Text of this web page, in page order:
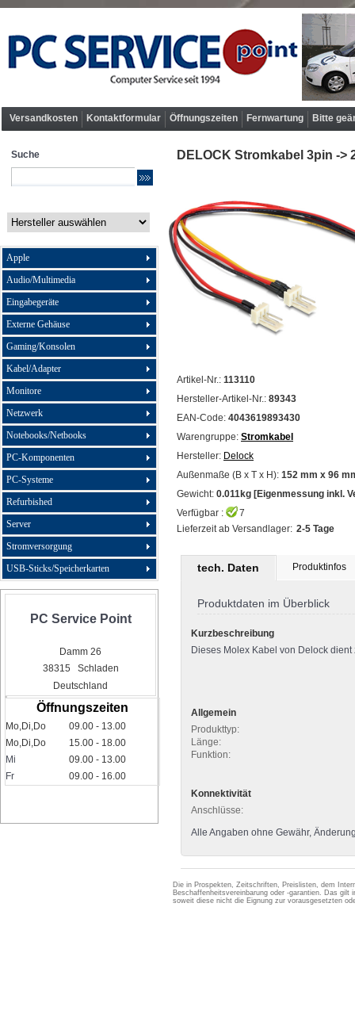
Versandkosten Kontaktformular Öffnungszeiten Fernwartung Bitte
Suche
Apple
Audio/Multimedia
Eingabegeräte
Externe Gehäuse
Gaming/Konsolen
Kabel/Adapter
Monitore
Netzwerk
Notebooks/Netbooks
PC-Komponenten
PC-Systeme
Refurbished
Server
Stromversorgung
USB-Sticks/Speicherkarten
PC Service Point
Damm 26
38315 Schladen
Deutschland
Öffnungszeiten
Mo,Di,Do
09.00 - 13.00
Mo,Di,Do
15.00 - 18.00
Mi
09.00 - 13.00
Fr
09.00 - 16.00
DELOCK Stromkabel 3pin ->
Artikel-Nr.: 113110
Hersteller-Artikel-Nr.: 89343
EAN-Code: 4043619893430
Warengruppe: Stromkabel
Hersteller: Delock
Außenmaße (B x T x H): 152 mm x 96
Gewicht: 0.011kg [Eigenmessung inkl.
Verfügbar :
7
Lieferzeit ab Versandlager: 2-5 Tage
tech. Daten Produktinfos
Produktdaten im Überblick
Kurzbeschreibung
Dieses Molex Kabel von Delock
Allgemein
Produkttyp:
Länge:
Funktion:
Konnektivität
Anschlüsse:
Alle Angaben ohne Gewähr,
Die in Prospekten, Zeitschriften, Preislisten, dem
Beschaffenheitsvereinbarung oder -garantien. Das
soweit diese nicht die Eignung zur vorausgesetzten